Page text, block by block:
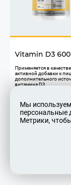
Vitamin D3
​Применяется в
активной добавки к
дополнительного
витамина D3.
Улучшение
психического
Усиление
Не является
Мы
персональные
Метрики,